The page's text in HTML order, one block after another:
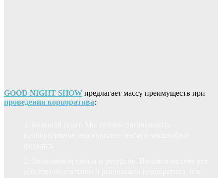
GOOD NIGHT SHOW предлагает массу преимуществ при
проведении корпоратива: